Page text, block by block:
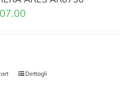
Dettagli